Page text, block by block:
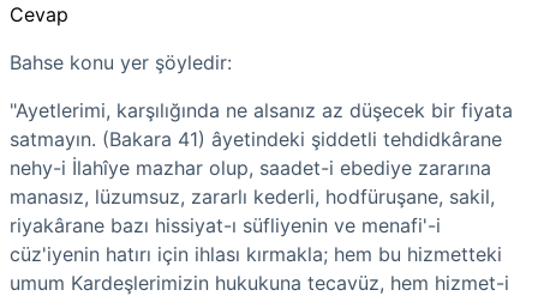
Cevap
Bahse konu yer şöyledir:
"Ayetlerimi, karşılığında ne alsanız az düşecek bir fiyata
satmayın. (Bakara 41) âyetindeki şiddetli tehdidkârane
nehy-i İlahîye mazhar olup, saadet-i ebediye zararına
manasız, lüzumsuz, zararlı kederli, hodfüruşane, sakil,
riyakârane bazı hissiyat-ı süfliyenin ve menafi'-i
cüz'iyenin hatırı için ihlası kırmakla; hem bu hizmetteki
umum Kardeşlerimizin hukukuna tecavüz, hem hizmet-i